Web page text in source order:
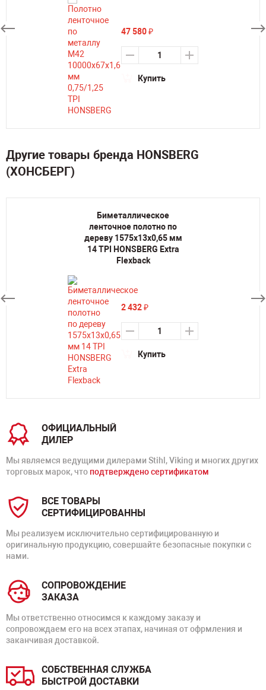
47 580₽
Купить
Другие товары бренда HONSBERG
(ХОНСБЕРГ)
Биметаллическое
ленточное полотно по
дереву 1575х13х0,65 мм
14 TPI HONSBERG Extra
Flexback
2 432₽
Купить
ОФИЦИАЛЬНЫЙ
ДИЛЕР
Мы являемся ведущими дилерами Stihl, Viking и многих других
торговых марок, что подтверждено сертификатом
ВСЕ ТОВАРЫ
СЕРТИФИЦИРОВАННЫ
Мы реализуем исключительно сертифицированную и
оригинальную продукцию, совершайте безопасные покупки с
нами.
СОПРОВОЖДЕНИЕ
ЗАКАЗА
Мы ответственно относимся к каждому заказу и
сопровождаем его на всех этапах, начиная от офрмления и
заканчивая доставкой.
СОБСТВЕННАЯ СЛУЖБА
БЫСТРОЙ ДОСТАВКИ